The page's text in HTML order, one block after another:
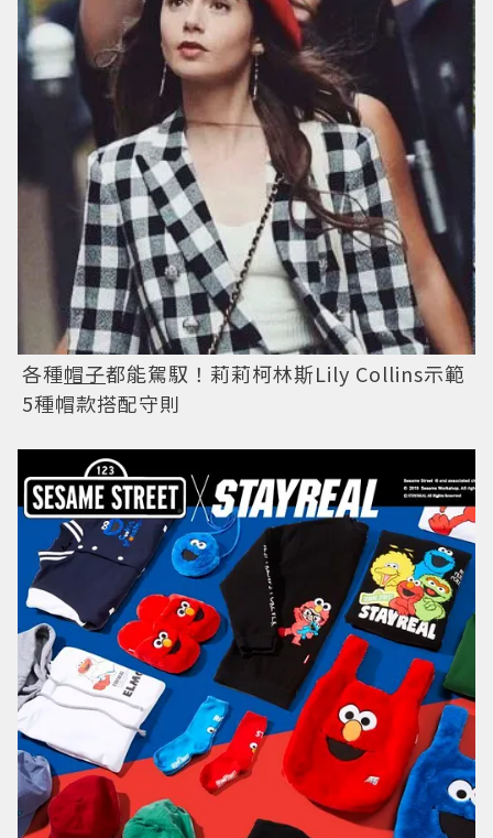
各種帽子都能駕馭！莉莉柯林斯Lily Collins示範
5種帽款搭配守則